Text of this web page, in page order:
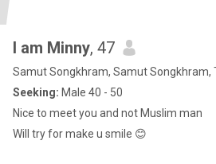
I am Minny, 47
Samut Songkhram, Samut Songkhram,
Seeking: Male 40 - 50
Nice to meet you and not Muslim man
Will try for make u smile 😊